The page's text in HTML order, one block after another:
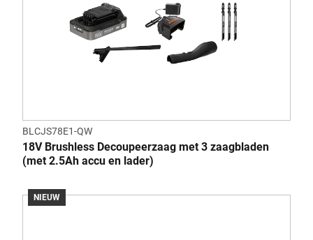
BLCJS78E1-QW
18V Brushless Decoupeerzaag met 3 zaagbladen
(met 2.5Ah accu en lader)
NIEUW